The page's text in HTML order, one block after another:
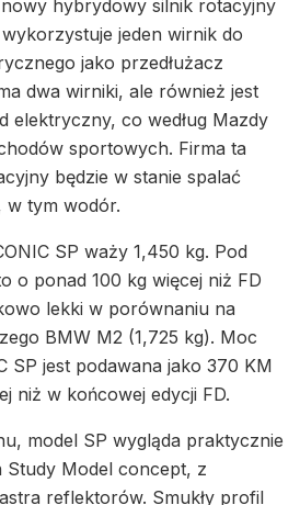
hybrydowy silnik rotacyjny
jeden wirnik do
jako przedłużacz
dwa wirniki, ale również jest
elektryczny, co według Mazdy
sportowych. Firma ta
będzie w stanie spalać
w tym wodór.
SP waży 1,450 kg. Pod
o ponad 100 kg więcej niż FD
lekki w porównaniu na
BMW M2 (1,725 kg). Moc
SP jest podawana jako 370 KM
niż w końcowej edycji FD.
model SP wygląda praktycznie
Study Model concept, z
reflektorów. Smukły profil